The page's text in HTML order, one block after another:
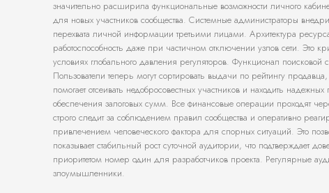
значительно расширила функциональные возможности личного
для новых участников сообщества. Системные администраторы
перехвата личной информации третьими лицами. Архитектура
работоспособность даже при частичном отключении узлов сети. Это
условиях глобального давления регуляторов. Функционал
Пользователи теперь могут сортировать выдачи по рейтингу
помогает отсеивать недобросовестных участников и находить
обеспечения залоговых сумм. Все финансовые операции проходят
строго следит за соблюдением правил сообщества и оперативно
привлечением человеческого фактора для спорных ситуаций. Это
показывает стабильный рост суточной аудитории, что подтверждает
приоритетом номер один для разработчиков проекта. Регулярные
злоумышленники.